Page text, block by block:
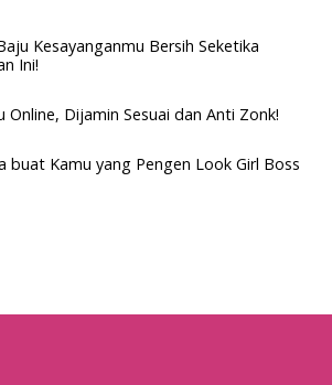
Kesayanganmu Bersih Seketika
Ini!
Online, Dijamin Sesuai dan Anti Zonk!
buat Kamu yang Pengen Look Girl Boss